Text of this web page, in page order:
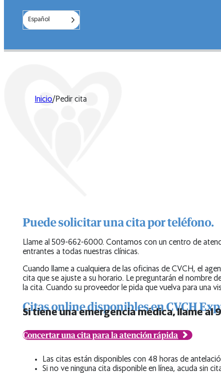
Español
Inicio/Pedir cita
Puede solicitar una cita por teléfono.
Llame al 509-662-6000. Contamos con un centro de
entrantes a todas nuestras clínicas.
Cuando llame a cualquiera de las oficinas de CVCH, el
cita que se ajuste a su horario. Le preguntarán el nombre
la cita. Cuando su proveedor le pida que vuelva para una
Citas online disponibles en CVCH
Si tiene una emergencia médica, llame al
Concertar una cita para la atención rápida
Las citas están disponibles con 48 horas de
Si no ve ninguna cita disponible en línea, acuda sin